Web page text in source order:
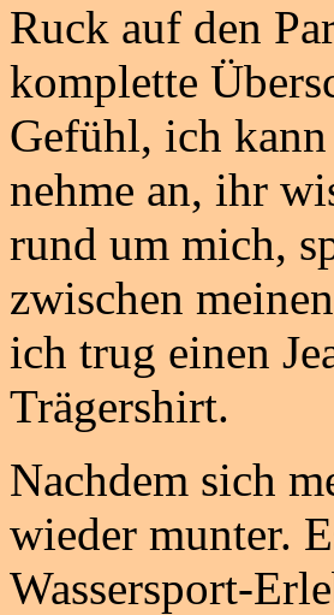
Ruck auf den
komplette
Gefühl, ich
nehme an, ihr
rund um mich,
zwischen
ich trug einen
Trägershirt.
Nachdem sich
wieder munter.
Wassersport-